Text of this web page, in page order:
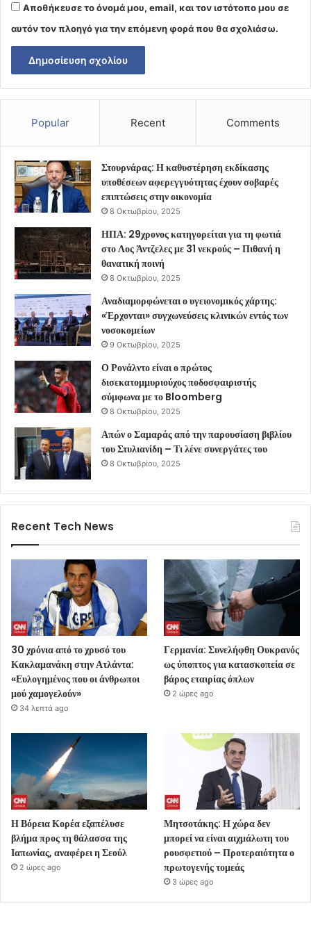
Αποθήκευσε το όνομά μου, email, και τον ιστότοπο μου σε
αυτόν τον πλοηγό για την επόμενη φορά που θα σχολιάσω.
Popular Recent Comments
Στουρνάρας: Η καθυστέρηση εκδίκασης
υποθέσεων αφερεγγυότητας έχουν σοβαρές
επιπτώσεις στην οικονομία
8 Οκτωβρίου, 2025
ΗΠΑ: 29χρονος κατηγορείται για τη φωτιά
στο Λος Άντζελες με 31 νεκρούς – Πιθανή η
θανατική ποινή
8 Οκτωβρίου, 2025
Αναδιαμορφώνεται ο υγειονομικός χάρτης:
«Έρχονται» συγχωνεύσεις κλινικών εντός των
νοσοκομείων
9 Οκτωβρίου, 2025
Ο Ρονάλντο είναι ο πρώτος
δισεκατομμυριούχος ποδοσφαιριστής
σύμφωνα με το Bloomberg
8 Οκτωβρίου, 2025
Απών ο Σαμαράς από την παρουσίαση βιβλίου
του Στυλιανίδη – Τι λένε συνεργάτες του
8 Οκτωβρίου, 2025
Recent Tech News
30 χρόνια από το χρυσό του
Κακλαμανάκη στην Ατλάντα:
«Ευλογημένος που οι άνθρωποι
μού χαμογελούν»
34 λεπτά ago
Γερμανία: Συνελήφθη Ουκρανός
ως ύποπτος για κατασκοπεία σε
βάρος εταιρίας όπλων
2 ώρες ago
Η Βόρεια Κορέα εξαπέλυσε
βλήμα προς τη θάλασσα της
Ιαπωνίας, αναφέρει η Σεούλ
2 ώρες ago
Μητσοτάκης: Η χώρα δεν
μπορεί να είναι αιχμάλωτη του
ρουσφετιού – Προτεραιότητα ο
πρωτογενής τομεάς
3 ώρες ago